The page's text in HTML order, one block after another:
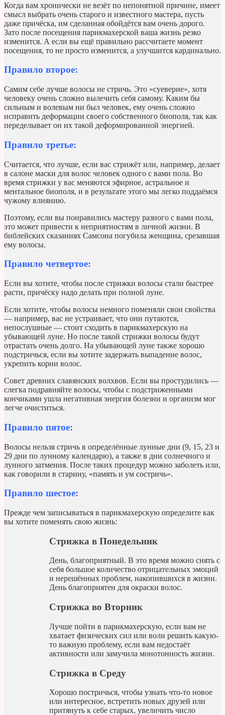
Когда вам хронически не везёт по непонятной причине, имеет
смысл выбрать очень старого и известного мастера, пусть
даже причёска, им сделанная обойдётся вам очень дорого.
Зато после посещения парикмахерской ваша жизнь резко
изменится. А если вы ещё правильно рассчитаете момент
посещения, то не просто изменится, а улучшится кардинально.
Правило второе:
Самим себе лучше волосы не стричь. Это «суеверие», хотя
человеку очень сложно вылечить себя самому. Каким бы
сильным и волевым ни был человек, ему очень сложно
исправить деформации своего собственного биополя, так как
переделывает он их такой деформированной энергией.
Правило третье:
Считается, что лучше, если вас стрижёт или, например, делает
в салоне маски для волос человек одного с вами пола. Во
время стрижки у вас меняются эфирное, астральное и
ментальное биополя, и в результате этого мы легко поддаёмся
чужому влиянию.
Поэтому, если вы понравились мастеру разного с вами пола,
это может привести к неприятностям в личной жизни. В
библейских сказаниях Самсона погубила женщина, срезавшая
ему волосы.
Правило четвертое:
Если вы хотите, чтобы после стрижки волосы стали быстрее
расти, причёску надо делать при полной луне.
Если хотите, чтобы волосы немного поменяли свои свойства
— например, вас не устраивает, что они путаются,
непослушные — стоит сходить в парикмахерскую на
убывающей луне. Но после такой стрижки волосы будут
отрастать очень долго. На убывающей луне также хорошо
подстричься, если вы хотите задержать выпадение волос,
укрепить корни волос.
Совет древних славянских волхвов. Если вы простудились —
слегка подравняйте волосы, чтобы с подстриженными
кончиками ушла негативная энергия болезни и организм мог
легче очиститься.
Правило пятое:
Волосы нельзя стричь в определённые лунные дни (9, 15, 23 и
29 дни по лунному календарю), а также в дни солнечного и
лунного затмения. После таких процедур можно заболеть или,
как говорили в старину, «память и ум состричь».
Правило шестое:
Прежде чем записываться в парикмахерскую определите как
вы хотите поменять свою жизнь:
Стрижка в Понедельник
День, благоприятный. В это время можно снять с
себя большое количество отрицательных эмоций
и нерешённых проблем, накопившихся в жизни.
День благоприятен для окраски волос.
Стрижка во Вторник
Лучше пойти в парикмахерскую, если вам не
хватает физических сил или воли решить какую-
то важную проблему, если вам недостаёт
активности или замучила монотонность жизни.
Стрижка в Среду
Хорошо постричься, чтобы узнать что-то новое
или интересное, встретить новых друзей или
притянуть к себе старых, увеличить число